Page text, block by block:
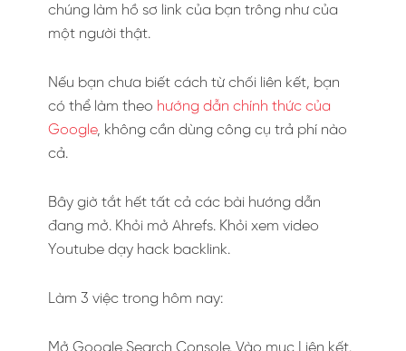
chúng làm hồ sơ link của bạn trông như của
một người thật.
Nếu bạn chưa biết cách từ chối liên kết, bạn
có thể làm theo hướng dẫn chính thức của
Google, không cần dùng công cụ trả phí nào
cả.
Bây giờ tắt hết tất cả các bài hướng dẫn
đang mở. Khỏi mở Ahrefs. Khỏi xem video
Youtube dạy hack backlink.
Làm 3 việc trong hôm nay:
Mở Google Search Console. Vào mục Liên kết.